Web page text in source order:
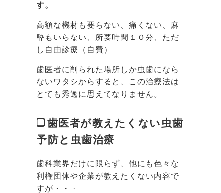
す。
高額な機材も要らない、痛くない、麻
酔もいらない、所要時間１０分、ただ
し自由診療（自費）
歯医者に削られた場所しか虫歯になら
ないワタシからすると、この治療法は
とても秀逸に思えてなりません。
歯医者が教えたくない虫歯
予防と虫歯治療
歯科業界だけに限らず、他にも色々な
利権団体や企業が教えたくない内容で
すが・・・